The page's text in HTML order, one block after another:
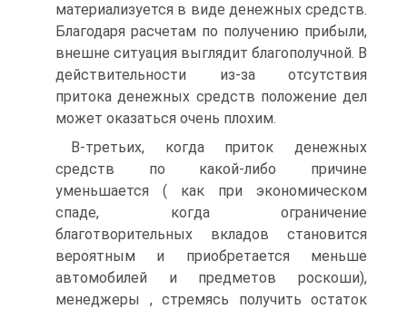
материализуется в виде денежных средств.
Благодаря расчетам по получению прибыли,
внешне ситуация выглядит благополучной. В
действительности из-за отсутствия
притока денежных средств положение дел
может оказаться очень плохим.
В-третьих, когда приток денежных
средств по какой-либо причине
уменьшается ( как при экономическом
спаде, когда ограничение
благотворительных вкладов становится
вероятным и приобретается меньше
автомобилей и предметов роскоши),
менеджеры , стремясь получить остаток